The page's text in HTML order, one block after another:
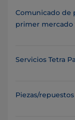
Comunicado de
primer mercado
Servicios Tetra
Piezas/